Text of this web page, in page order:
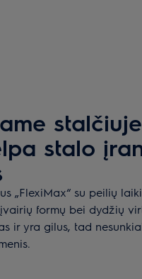
stalo
„FlexiMax“ su peilių
formų bei dydžių
ir yra gilus, tad